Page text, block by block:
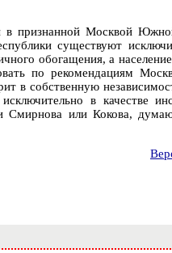
в признанной Москвой
существуют
обогащения, а
по рекомендациям
в собственную
в качестве
или Кокова,